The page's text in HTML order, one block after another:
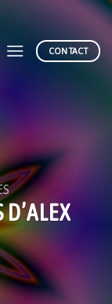
CONTACT
D’ALEX